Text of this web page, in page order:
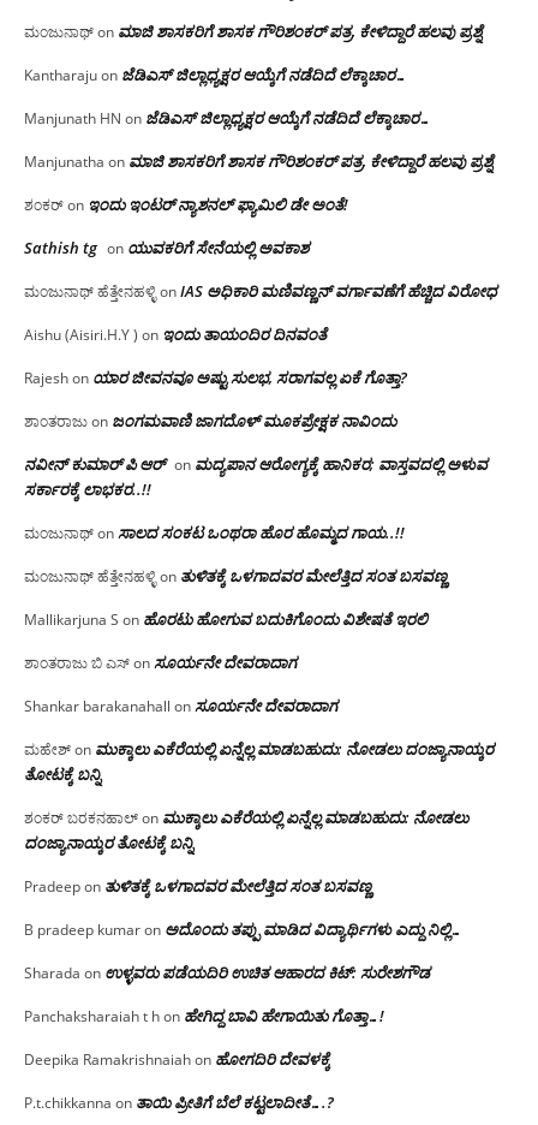
ಮಂಜುನಾಥ್on ಮಾಜಿ ಶಾಸಕರಿಗೆ ಶಾಸಕ ಗೌರಿಶಂಕರ್ ಪತ್ರ, ಕೇಳಿದ್ದಾರೆ ಹಲವು ಪ್ರಶ್ನೆ
Kantharajuon ಜೆಡಿಎಸ್ ಜಿಲ್ಲಾಧ್ಯಕ್ಷರ ಆಯ್ಕೆಗೆ ನಡೆದಿದೆ ಲೆಕ್ಕಾಚಾರ…
Manjunath HN on ಜೆಡಿಎಸ್ ಜಿಲ್ಲಾಧ್ಯಕ್ಷರ ಆಯ್ಕೆಗೆ ನಡೆದಿದೆ ಲೆಕ್ಕಾಚಾರ…
Manjunatha on ಮಾಜಿ ಶಾಸಕರಿಗೆ ಶಾಸಕ ಗೌರಿಶಂಕರ್ ಪತ್ರ, ಕೇಳಿದ್ದಾರೆ ಹಲವು ಪ್ರಶ್ನೆ
ಶಂಕರ್on ಇಂದು ಇಂಟರ್ ನ್ಯಾಶನಲ್ ಫ್ಯಾಮಿಲಿ ಡೇ ಅಂತೆ!
Sathish tg on ಯುವಕರಿಗೆ ಸೇನೆಯಲ್ಲಿ ಅವಕಾಶ
ಮಂಜುನಾಥ್ ಹೆತ್ತೇನಹಳ್ಳಿonIAS ಅಧಿಕಾರಿ ಮಣಿವಣ್ಣನ್ ವರ್ಗಾವಣೆಗೆ ಹೆಚ್ಚಿದ‌ ವಿರೋಧ
Aishu (Aisiri.H.Y ) on ಇಂದು ತಾಯಂದಿರ ದಿನವಂತೆ
Rajeshon ಯಾರ ಜೀವನವೂ ಅಷ್ಟು ಸುಲಭ, ಸರಾಗವಲ್ಲ ಏಕೆ ಗೊತ್ತಾ?
ಶಾಂತರಾಜುon ಜಂಗಮವಾಣಿ ಜಾಗದೊಳ್ ಮೂಕಪ್ರೇಕ್ಷಕ ನಾವಿಂದು
ನವೀನ್ ಕುಮಾರ್ ಪಿ ಆರ್ on ಮದ್ಯಪಾನ ಆರೋಗ್ಯಕ್ಕೆ ಹಾನಿಕರ; ವಾಸ್ತವದಲ್ಲಿ ಅಳುವ
ಸರ್ಕಾರಕ್ಕೆ ಲಾಭಕರ..!!
ಮಂಜುನಾಥ್onಸಾಲದ ಸಂಕಟ ಒಂಥರಾ ಹೊರ ಹೊಮ್ಮದ ಗಾಯ..!!
ಮಂಜುನಾಥ್ ಹೆತ್ತೇನಹಳ್ಳಿon ತುಳಿತಕ್ಕೆ ಒಳಗಾದವರ ಮೇಲೆತ್ತಿದ ಸಂತ ಬಸವಣ್ಣ
Mallikarjuna S on ಹೊರಟು ಹೋಗುವ ಬದುಕಿಗೊಂದು ವಿಶೇಷತೆ ಇರಲಿ
ಶಾಂತರಾಜು ಬಿ ಎಸ್onಸೂರ್ಯನೇ ದೇವರಾದಾಗ
Shankar barakanahall onಸೂರ್ಯನೇ ದೇವರಾದಾಗ
ಮಹೇಶ್on ಮುಕ್ಕಾಲು ಎಕೆರೆಯಲ್ಲಿ ಏನ್ನೆಲ್ಲ‌ ಮಾಡಬಹುದು: ನೋಡಲು ದಂಜ್ಯಾನಾಯ್ಕರ
ತೋಟಕ್ಕೆ ಬನ್ನಿ
ಶಂಕರ್ ಬರಕನಹಾಲ್on ಮುಕ್ಕಾಲು ಎಕೆರೆಯಲ್ಲಿ ಏನ್ನೆಲ್ಲ‌ ಮಾಡಬಹುದು: ನೋಡಲು
ದಂಜ್ಯಾನಾಯ್ಕರ ತೋಟಕ್ಕೆ ಬನ್ನಿ
Pradeepon ತುಳಿತಕ್ಕೆ ಒಳಗಾದವರ ಮೇಲೆತ್ತಿದ ಸಂತ ಬಸವಣ್ಣ
B pradeep kumaron ಅದೊಂದು ತಪ್ಪು ಮಾಡಿದ ವಿದ್ಯಾರ್ಥಿಗಳು ಎದ್ದು ನಿಲ್ಲಿ…
Sharada on ಉಳ್ಳವರು ಪಡೆಯದಿರಿ ಉಚಿತ ಆಹಾರದ ಕಿಟ್: ಸುರೇಶಗೌಡ
Panchaksharaiah t hon ಹೇಗಿದ್ದ ಬಾವಿ ಹೇಗಾಯಿತು ಗೊತ್ತಾ…!
Deepika Ramakrishnaiahon ಹೋಗದಿರಿ ದೇವಳಕ್ಕೆ
P.t.chikkanna on ತಾಯಿ ಪ್ರೀತಿಗೆ ಬೆಲೆ ಕಟ್ಟಲಾದೀತೆ….?